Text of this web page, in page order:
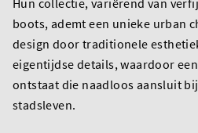
boots, ademt een unieke urban
design door traditionele
eigentijdse details, waardoor
ontstaat die naadloos aansluit
stadsleven.